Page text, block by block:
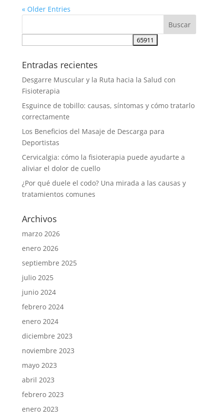
« Older Entries
Entradas recientes
Desgarre Muscular y la Ruta hacia la Salud con
Fisioterapia
Esguince de tobillo: causas, síntomas y cómo tratarlo
correctamente
Los Beneficios del Masaje de Descarga para
Deportistas
Cervicalgia: cómo la fisioterapia puede ayudarte a
aliviar el dolor de cuello
¿Por qué duele el codo? Una mirada a las causas y
tratamientos comunes
Archivos
marzo 2026
enero 2026
septiembre 2025
julio 2025
junio 2024
febrero 2024
enero 2024
diciembre 2023
noviembre 2023
mayo 2023
abril 2023
febrero 2023
enero 2023